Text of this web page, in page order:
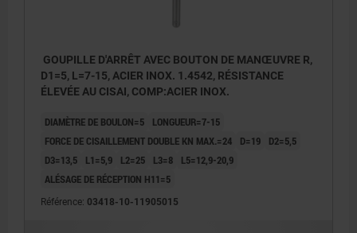
GOUPILLE D'ARRÊT AVEC BOUTON DE MANŒUVRE R,
D1=5, L=7-15, ACIER INOX. 1.4542, RÉSISTANCE
ÉLEVÉE AU CISAI, COMP:ACIER INOX.
DIAMÈTRE DE BOULON=5
LONGUEUR=7-15
FORCE DE CISAILLEMENT DOUBLE KN MAX.=24
D=19
D2=5,5
D3=13,5
L1=5,9 L2=25 L3=8
L5=12,9-20,9
ALÉSAGE DE RÉCEPTION H11=5
Référence: 03418-10-11905015